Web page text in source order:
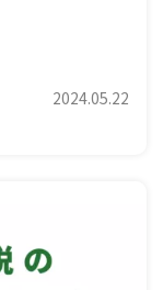
2024.05.22